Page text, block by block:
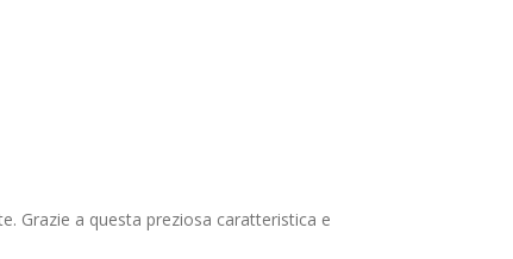
Grazie a questa preziosa caratteristica e